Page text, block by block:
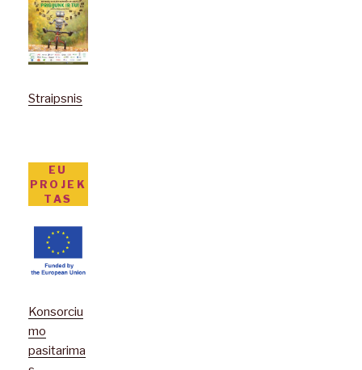
Straipsnis
EU
PROJEK
TAS
Konsorciu
mo
pasitarima